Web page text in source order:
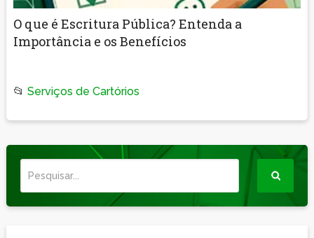
O que é Escritura Pública? Entenda a
Importância e os Benefícios
📂 Serviços de Cartórios